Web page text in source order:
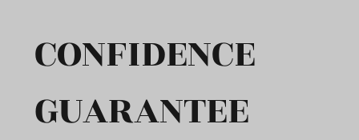
CONFIDENCE
GUARANTEE